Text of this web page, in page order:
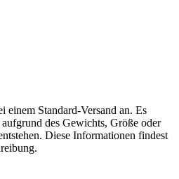
einem Standard-Versand an. Es
des Gewichts, Größe oder
Diese Informationen findest